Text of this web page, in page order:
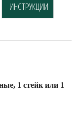
ИНСТРУКЦИИ
1 стейк или 1